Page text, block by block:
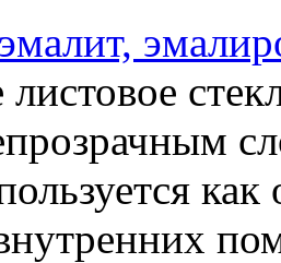
листовое